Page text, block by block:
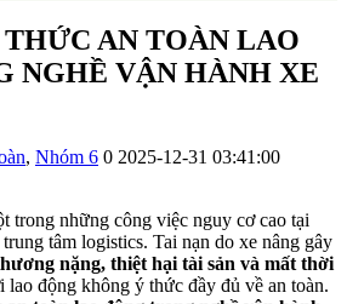
AN TOÀN LAO
NGHỀ VẬN HÀNH XE
, Nhóm 6 0 2025-12-31 03:41:00
trong những công việc nguy cơ cao tại
tâm logistics. Tai nạn do xe nâng gây
nặng, thiệt hại tài sản và mất thời
lao động không ý thức đầy đủ về an toàn.